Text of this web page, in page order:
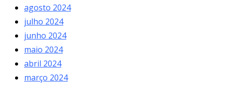
agosto 2024
julho 2024
junho 2024
maio 2024
abril 2024
março 2024